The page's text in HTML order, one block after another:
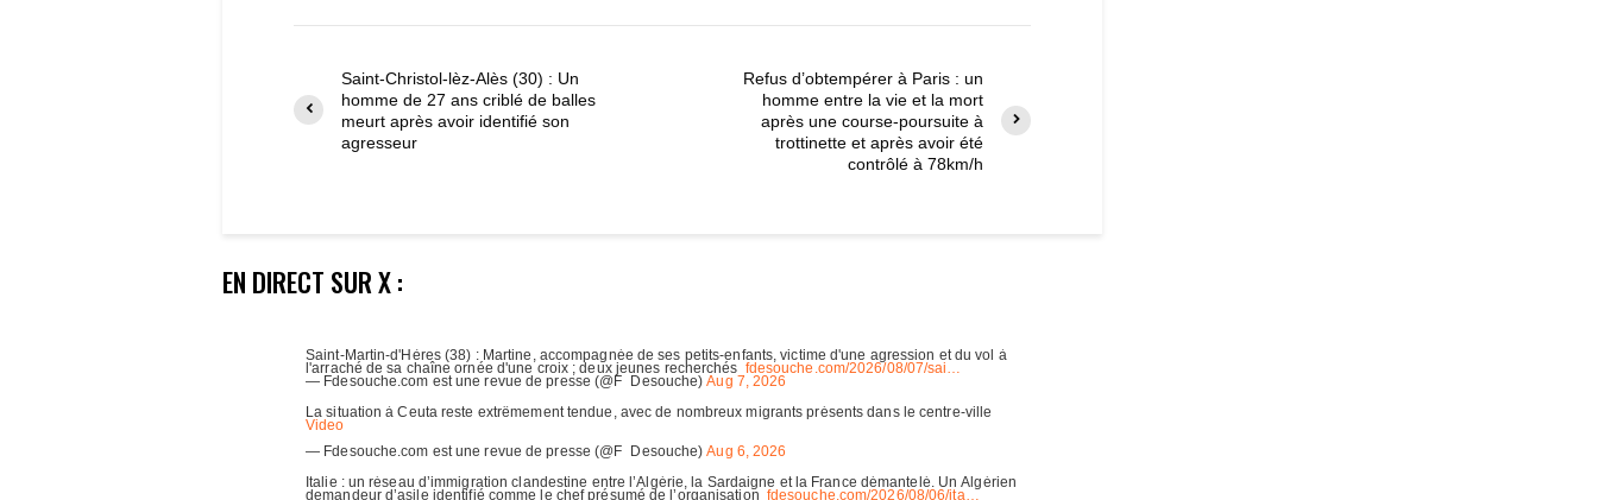
Saint-Christol-lèz-Alès (30) : Un
homme de 27 ans criblé de balles
meurt après avoir identifié son
agresseur
Refus d’obtempérer à Paris : un
homme entre la vie et la mort
après une course-poursuite à
trottinette et après avoir été
contrôlé à 78km/h
EN DIRECT SUR X :